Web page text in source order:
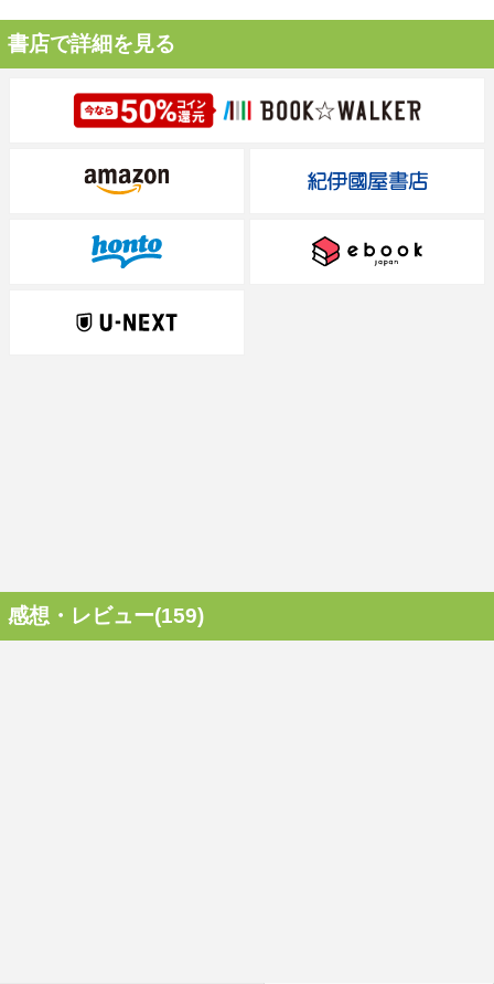
書店で詳細を見る
感想・レビュー(159)